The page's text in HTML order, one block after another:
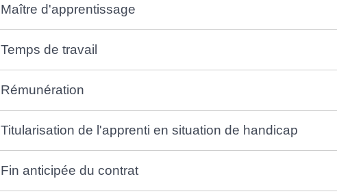
Maître d'apprentissage
Temps de travail
Rémunération
Titularisation de l'apprenti en situation de handicap
Fin anticipée du contrat